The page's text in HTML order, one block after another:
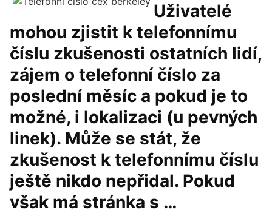
Uživatelé
mohou zjistit k telefonnímu
číslu zkušenosti ostatních lidí,
zájem o telefonní číslo za
poslední měsíc a pokud je to
možné, i lokalizaci (u pevných
linek). Může se stát, že
zkušenost k telefonnímu číslu
ještě nikdo nepřidal. Pokud
však má stránka s …